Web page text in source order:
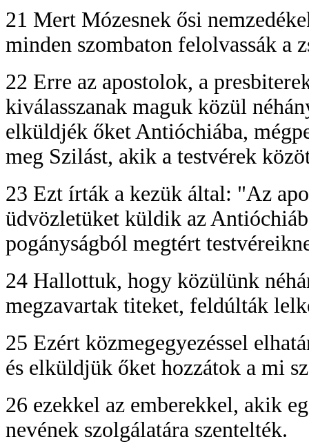
21 Mert Mózesnek ősi
minden szombaton felolvassák a
22 Erre az apostolok, a
kiválasszanak maguk közül
elküldjék őket Antióchiába,
meg Szilást, akik a testvérek
23 Ezt írták a kezük által: "Az
üdvözletüket küldik az
pogányságból megtért
24 Hallottuk, hogy közülünk
megzavartak titeket, feldúlták
25 Ezért közmegegyezéssel
és elküldjük őket hozzátok a mi
26 ezekkel az emberekkel, akik
nevének szolgálatára szentelték.